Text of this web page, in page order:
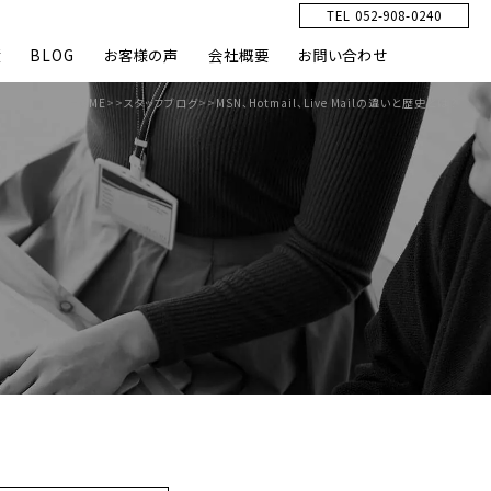
BLOG お客様の声 会社概要 お問い合わせ
TEL 052-908-0240
HOME>>スタッフブログ>>MSN、Hotmail、Live Mailの違いと歴史とは？